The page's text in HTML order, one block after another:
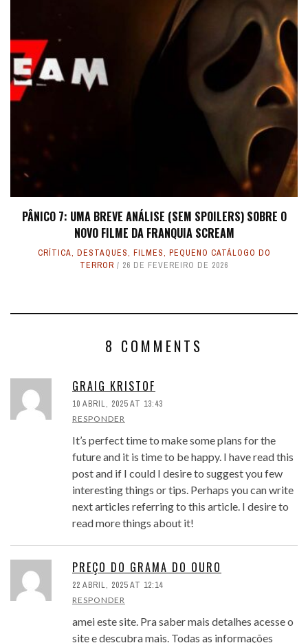
PÂNICO 7: UMA BREVE ANÁLISE (SEM SPOILERS) SOBRE O
NOVO FILME DA FRANQUIA SCREAM
CRÍTICA, DESTAQUES, FILMES, PEQUENO CATÁLOGO DO
TERROR
26 DE FEVEREIRO DE 2026
8 COMMENTS
GRAIG KRISTOF
10 ABRIL, 2025 AT 13:43
RESPONDER
It’s perfect time to make some plans for the
future and it is time to be happy. I have read this
post and if I could I desire to suggest you few
interesting things or tips. Perhaps you can write
next articles referring to this article. I desire to
read more things about it!
PREÇO DO GRAMA DO OURO
22 ABRIL, 2025 AT 12:14
RESPONDER
amei este site. Pra saber mais detalhes acesse o
site e descubra mais. Todas as informações